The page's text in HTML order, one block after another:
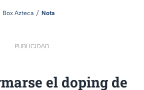
Box Azteca Nota
PUBLICIDAD
el doping de